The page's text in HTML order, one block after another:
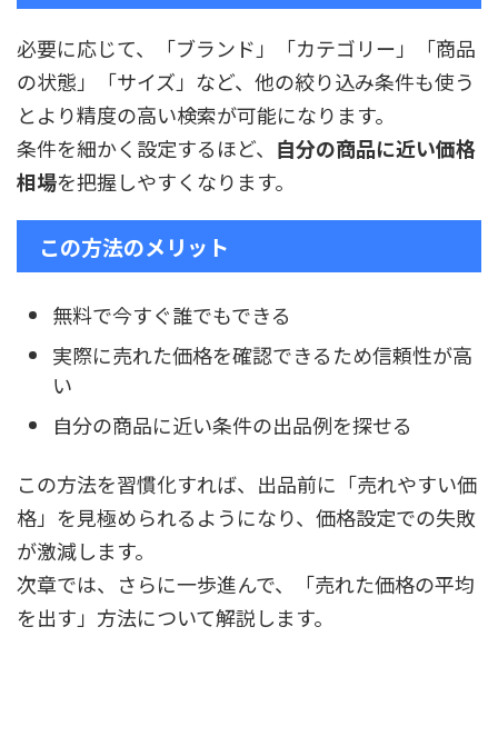
必要に応じて、「ブランド」「カテゴリー」「商品
の状態」「サイズ」など、他の絞り込み条件も使う
とより精度の高い検索が可能になります。
条件を細かく設定するほど、 自分の商品に近い価格
相場を把握しやすくなります。
この方法のメリット
無料で今すぐ誰でもできる
実際に売れた価格を確認できるため信頼性が高
い
自分の商品に近い条件の出品例を探せる
この方法を習慣化すれば、出品前に「売れやすい価
格」を見極められるようになり、価格設定での失敗
が激減します。
次章では、さらに一歩進んで、「売れた価格の平均
を出す」方法について解説します。